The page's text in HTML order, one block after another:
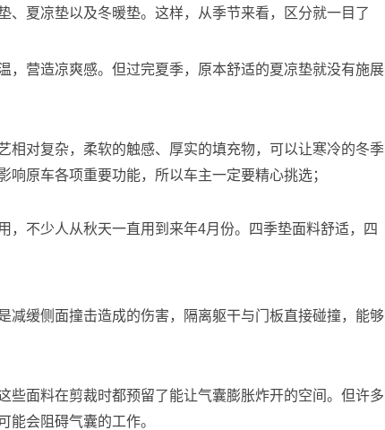
、夏凉垫以及冬暖垫。这样，从季节来看，区分就一目了
，营造凉爽感。但过完夏季，原本舒适的夏凉垫就没有施展
相对复杂，柔软的触感、厚实的填充物，可以让寒冷的冬季
原车各项重要功能，所以车主一定要精心挑选；
，不少人从秋天一直用到来年4月份。四季垫面料舒适，四
减缓侧面撞击造成的伤害，隔离躯干与门板直接碰撞，能够
些面料在剪裁时都预留了能让气囊膨胀炸开的空间。但许多
能会阻碍气囊的工作。